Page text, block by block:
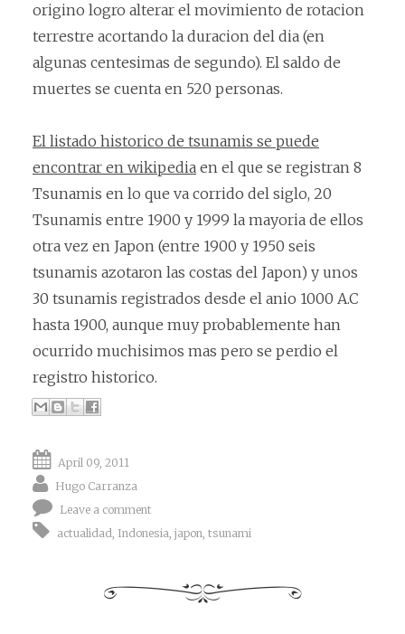
origino logro alterar el movimiento de rotacion
terrestre acortando la duracion del dia (en
algunas centesimas de segundo). El saldo de
muertes se cuenta en 520 personas.
El listado historico de tsunamis se puede
encontrar en wikipedia en el que se registran 8
Tsunamis en lo que va corrido del siglo, 20
Tsunamis entre 1900 y 1999 la mayoria de ellos
otra vez en Japon (entre 1900 y 1950 seis
tsunamis azotaron las costas del Japon) y unos
30 tsunamis registrados desde el anio 1000 A.C
hasta 1900, aunque muy probablemente han
ocurrido muchisimos mas pero se perdio el
registro historico.
April 09, 2011
Hugo Carranza
Leave a comment
actualidad, Indonesia, japon, tsunami